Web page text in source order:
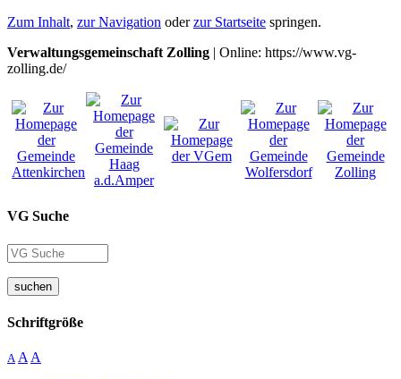
Zum Inhalt, zur Navigation oderzur Startseite springen.
Verwaltungsgemeinschaft Zolling | Online: https://www.vg-
zolling.de/
VG Suche
suchen
Schriftgröße
A A A